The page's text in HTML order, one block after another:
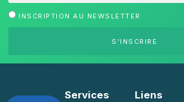
INSCRIPTION AU NEWSLETTER
S'INSCRIRE
Services
Liens